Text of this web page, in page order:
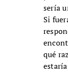
sería
Si
qué